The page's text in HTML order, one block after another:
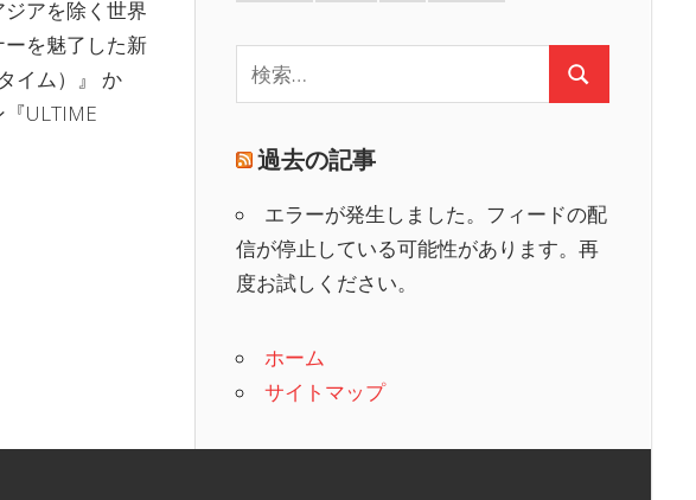
アを除く世界
を魅了した新
イム）』 か
ULTIME
索:
検
過去の記事
エラーが発生しました。フィードの配
信が停止している可能性があります。再
度お試しください。
ホーム
サイトマップ